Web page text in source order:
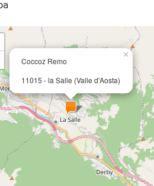
Coccoz Remo
11015 - la Salle (Valle d'Aosta)
×